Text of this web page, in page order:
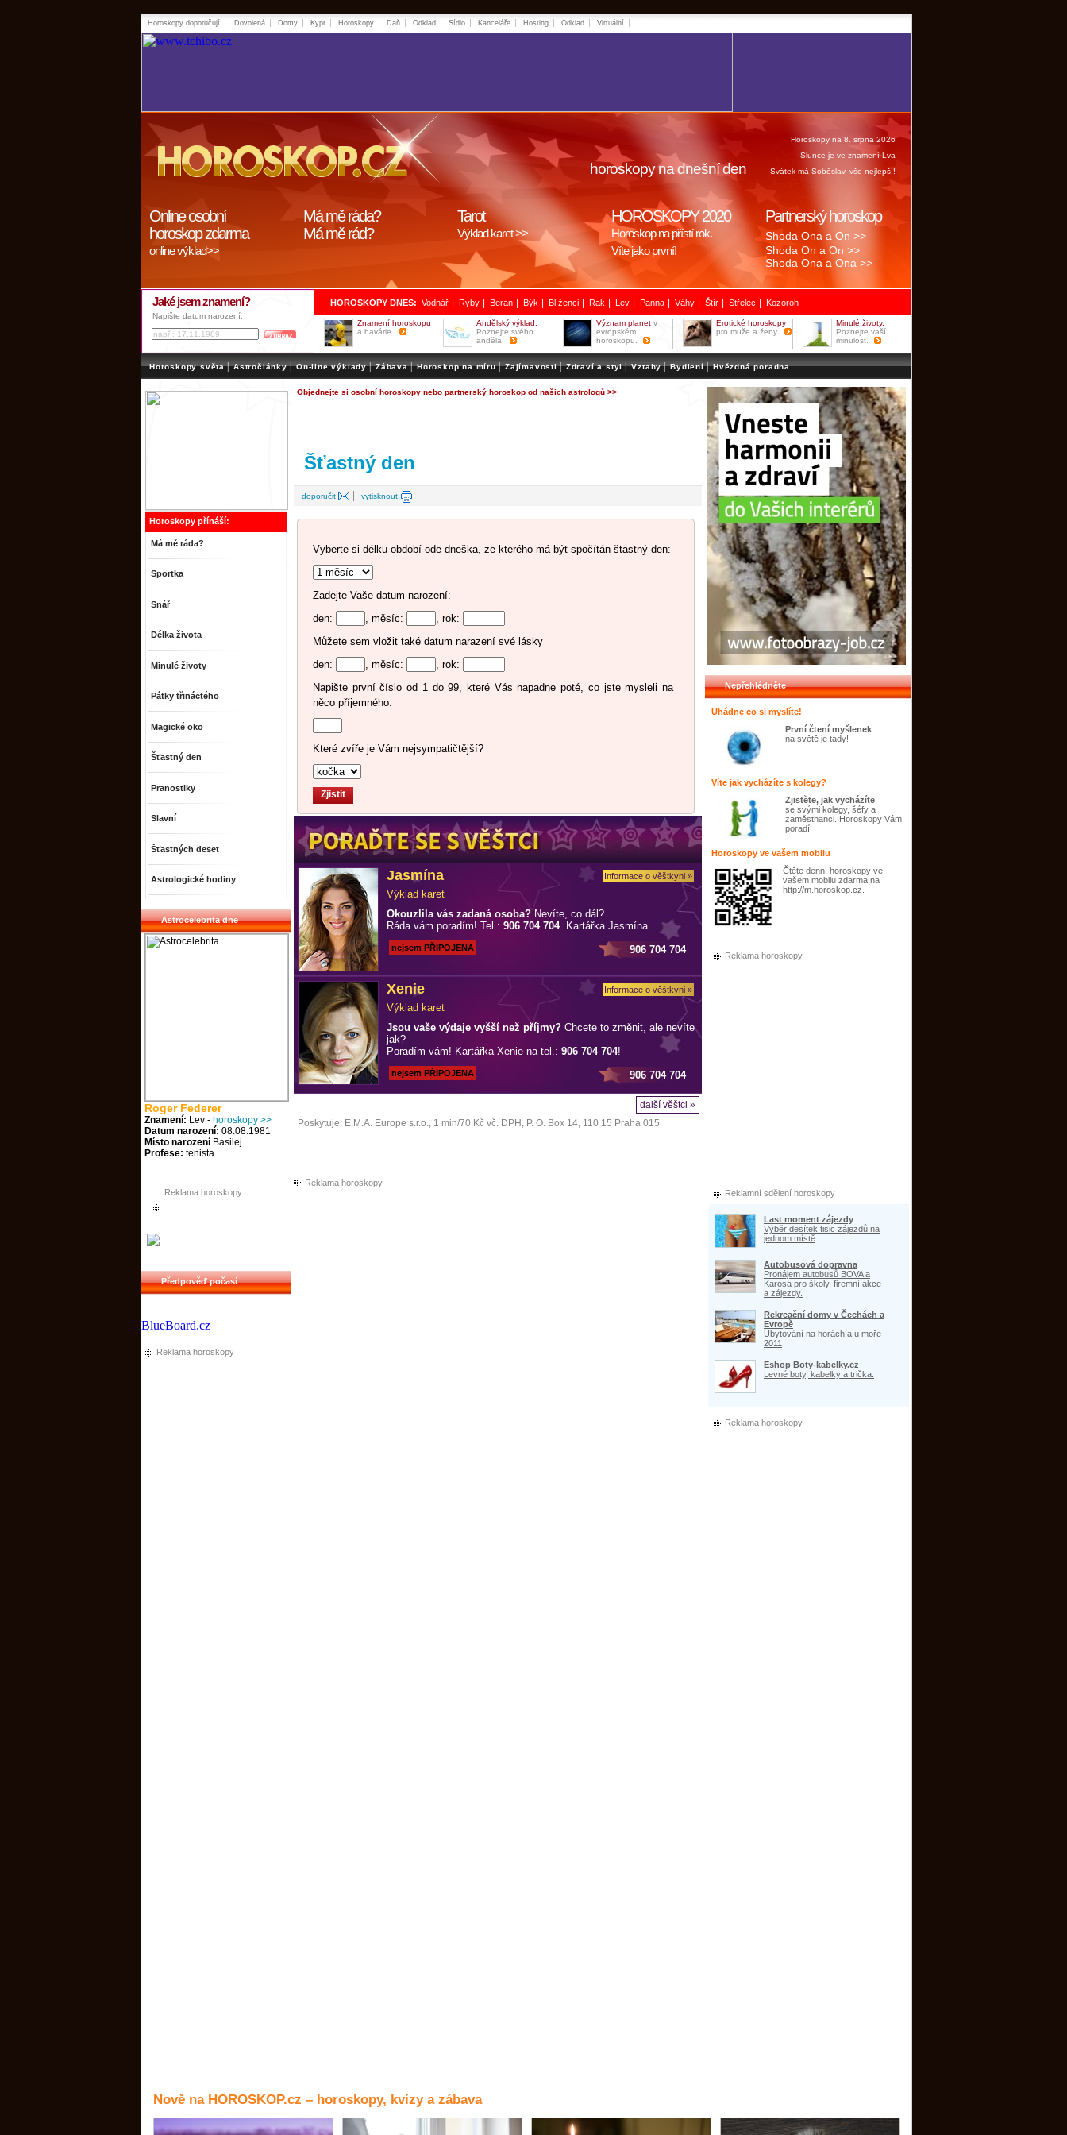
Horoskopy doporučují: Dovolená Domy Kypr Horoskopy Daň Odklad Sídlo Kanceláře Hosting Odklad Virtuální
Horoskopy na 8. srpna 2026
Slunce je ve znamení Lva
Svátek má Soběslav, vše nejlepší!
horoskopy na dnešní den
Online osobní
horoskop zdarma
online výklad>>
Má mě ráda?
Má mě rád?
Tarot
Výklad karet >>
HOROSKOPY 2020
Horoskop na přístí rok.
Víte jako první!
Partnerský horoskop
Shoda Ona a On >>
Shoda On a On >>
Shoda Ona a Ona >>
Jaké jsem znamení?
Napište datum narození:
HOROSKOPY DNES: Vodnář Ryby Beran Býk Blíženci Rak Lev Panna Váhy Štír Střelec Kozoroh
Znamení horoskopu
a havárie.
Andělský výklad.
Poznejte svého
anděla.
Význam planet v
evropském
horoskopu.
Erotické horoskopy
pro muže a ženy.
Minulé životy.
Poznejte vaší
minulost.
Horoskopy světa | Astročlánky | On-line výklady | Zábava | Horoskop na míru | Zajímavosti | Zdraví a styl | Vztahy | Bydlení | Hvězdná poradna
Horoskopy přínáší:
Má mě ráda?
Sportka
Snář
Délka života
Minulé životy
Pátky třináctého
Magické oko
Šťastný den
Pranostiky
Slavní
Šťastných deset
Astrologické hodiny
Astrocelebrita dne
Roger Federer
Znamení: Lev - horoskopy >>
Datum narození: 08.08.1981
Místo narození Basilej
Profese: tenista
Reklama horoskopy
Předpověď počasí
BlueBoard.cz
Reklama horoskopy
Objednejte si osobní horoskopy nebo partnerský horoskop od našich astrologů >>
Šťastný den
doporučit | vytisknout
Vyberte si délku období ode dneška, ze kterého má být spočítán štastný den:
Zadejte Vaše datum narození:
den:
, měsíc:
, rok:
Můžete sem vložit také datum narazení své lásky
den:
, měsíc:
, rok:
Napište první číslo od 1 do 99, které Vás napadne poté, co jste mysleli na
něco příjemného:
Které zvíře je Vám nejsympatičtější?
Jasmína
Výklad karet
Informace o věštkyni »
Okouzlila vás zadaná osoba? Nevíte, co dál?
Ráda vám poradím! Tel.: 906 704 704. Kartářka Jasmína
nejsem PŘIPOJENA 906 704 704
Xenie
Výklad karet
Informace o věštkyni »
Jsou vaše výdaje vyšší než příjmy? Chcete to změnit, ale nevíte
jak?
Poradím vám! Kartářka Xenie na tel.: 906 704 704!
nejsem PŘIPOJENA 906 704 704
další věštci »
Poskytuje: E.M.A. Europe s.r.o., 1 min/70 Kč vč. DPH, P. O. Box 14, 110 15 Praha 015
Reklama horoskopy
Nepřehlédněte
Uhádne co si myslíte!
První čtení myšlenek
na světě je tady!
Víte jak vycházíte s kolegy?
Zjistěte, jak vycházíte
se svými kolegy, šéfy a
zaměstnanci. Horoskopy Vám
poradí!
Horoskopy ve vašem mobilu
Čtěte denní horoskopy ve
vašem mobilu zdarma na
http://m.horoskop.cz.
Reklama horoskopy
Reklamní sdělení horoskopy
Last moment zájezdy
Výběr desítek tisic zájezdů na
jednom místě
Autobusová dopravna
Pronájem autobusů BOVA a
Karosa pro školy, firemní akce
a zájezdy.
Rekreační domy v Čechách a
Evropě
Ubytování na horách a u moře
2011
Eshop Boty-kabelky.cz
Levné boty, kabelky a trička.
Reklama horoskopy
Nově na HOROSKOP.cz – horoskopy, kvízy a zábava